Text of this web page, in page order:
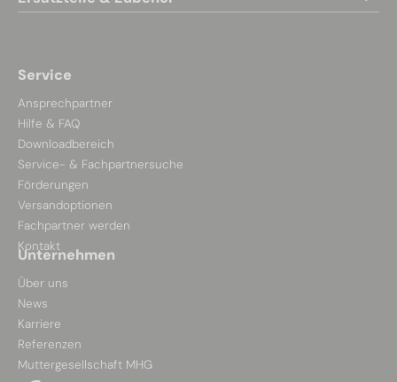
Service
Ansprechpartner
Hilfe & FAQ
Downloadbereich
Service- & Fachpartnersuche
Förderungen
Versandoptionen
Fachpartner werden
Kontakt
Unternehmen
Über uns
News
Karriere
Referenzen
Muttergesellschaft MHG